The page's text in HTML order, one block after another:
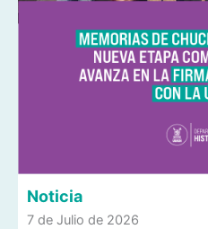
Noticia
7 de Julio de 2026